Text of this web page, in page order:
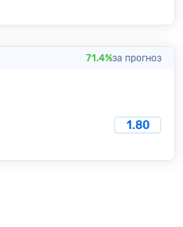
71.4%за прогноз
1.80